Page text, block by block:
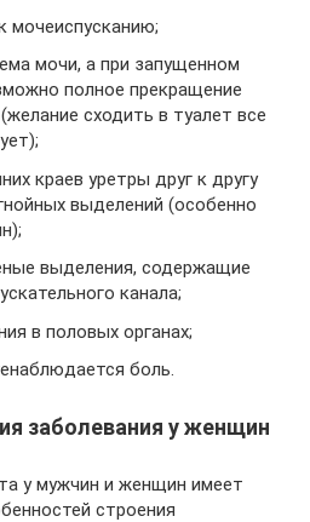
мочеиспусканию;
мочи, а при запущенном
полное прекращение
сходить в туалет все
краев уретры друг к другу
выделений (особенно
выделения, содержащие
канала;
в половых органах;
боль.
заболевания у женщин
у мужчин и женщин имеет
строения